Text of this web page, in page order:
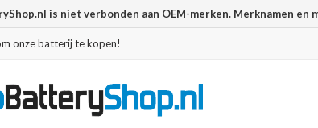
is niet verbonden aan OEM-merken. Merknamen
onze batterij te kopen!